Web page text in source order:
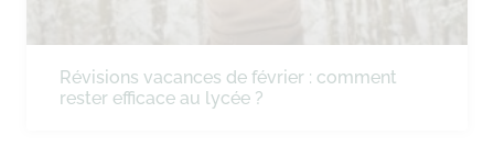
Révisions vacances de février : comment
rester efficace au lycée ?